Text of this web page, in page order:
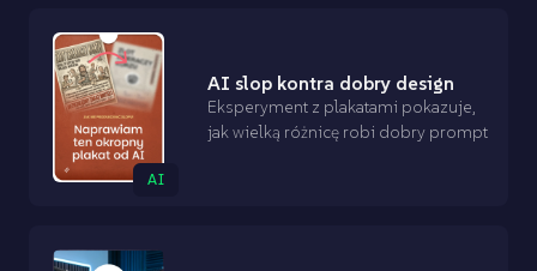
AI
AI slop kontra dobry design
Eksperyment z plakatami pokazuje,
jak wielką różnicę robi dobry prompt